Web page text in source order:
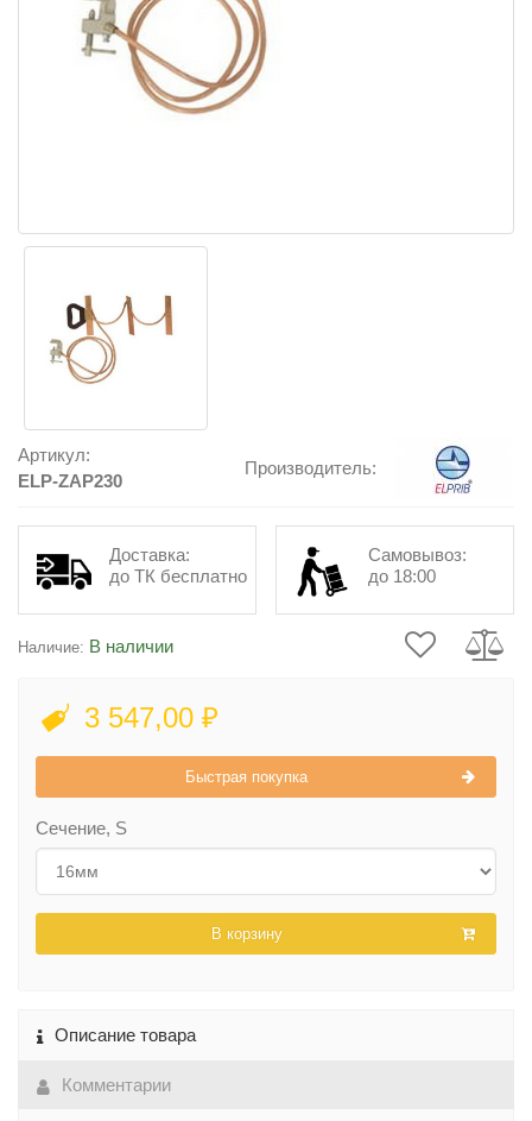
Артикул:
ELP-ZAP230
Производитель:
Доставка:
до ТК бесплатно
Самовывоз:
до 18:00
Наличие: В наличии
3 547,00 ₽
Быстрая покупка
Сечение, S
В корзину
Описание товара
Комментарии